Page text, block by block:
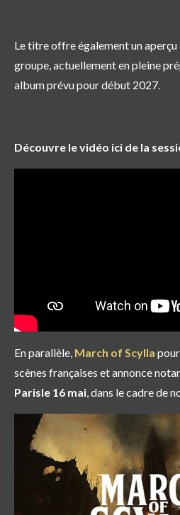
Le titre offre également un
groupe, actuellement en pleine
album prévu pour début 2027.
Découvre le vidéo ici de la
En parallèle, March of Scylla
scènes françaises et annonce
Parisle 16 mai , dans le cadre de